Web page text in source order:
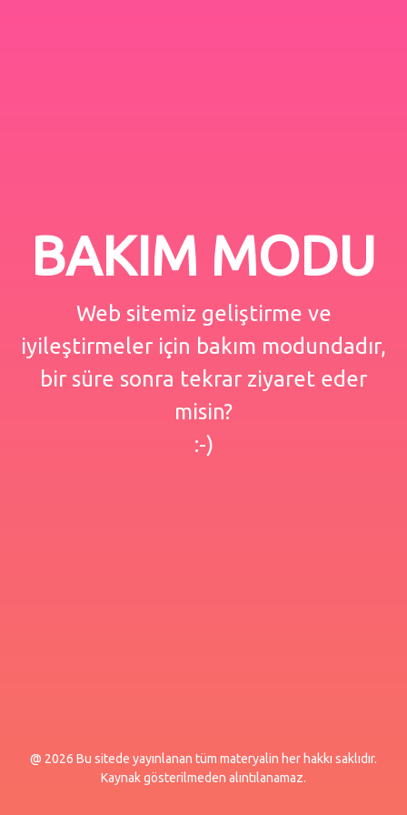
BAKIM MODU
Web sitemiz geliştirme ve
iyileştirmeler için bakım modundadır,
bir süre sonra tekrar ziyaret eder
misin?
:-)
@ 2026 Bu sitede yayınlanan tüm materyalin her hakkı saklıdır.
Kaynak gösterilmeden alıntılanamaz.